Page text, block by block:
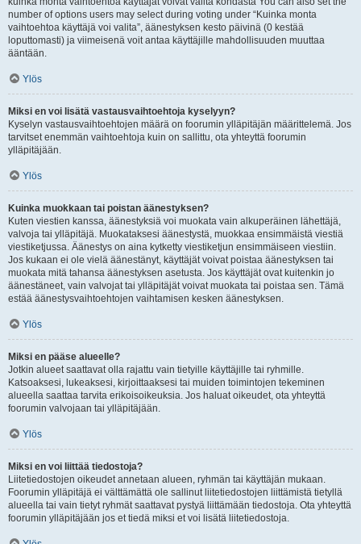
number of options users may select during voting under “Kuinka monta
vaihtoehtoa käyttäjä voi valita”, äänestyksen kesto päivinä (0 kestää
loputtomasti) ja viimeisenä voit antaa käyttäjille mahdollisuuden muuttaa
ääntään.
Ylös
Miksi en voi lisätä vastausvaihtoehtoja kyselyyn?
Kyselyn vastausvaihtoehtojen määrä on foorumin ylläpitäjän määrittelemä. Jos
tarvitset enemmän vaihtoehtoja kuin on sallittu, ota yhteyttä foorumin
ylläpitäjään.
Ylös
Kuinka muokkaan tai poistan äänestyksen?
Kuten viestien kanssa, äänestyksiä voi muokata vain alkuperäinen lähettäjä,
valvoja tai ylläpitäjä. Muokataksesi äänestystä, muokkaa ensimmäistä viestiä
viestiketjussa. Äänestys on aina kytketty viestiketjun ensimmäiseen viestiin.
Jos kukaan ei ole vielä äänestänyt, käyttäjät voivat poistaa äänestyksen tai
muokata mitä tahansa äänestyksen asetusta. Jos käyttäjät ovat kuitenkin jo
äänestäneet, vain valvojat tai ylläpitäjät voivat muokata tai poistaa sen. Tämä
estää äänestysvaihtoehtojen vaihtamisen kesken äänestyksen.
Ylös
Miksi en pääse alueelle?
Jotkin alueet saattavat olla rajattu vain tietyille käyttäjille tai ryhmille.
Katsoaksesi, lukeaksesi, kirjoittaaksesi tai muiden toimintojen tekeminen
alueella saattaa tarvita erikoisoikeuksia. Jos haluat oikeudet, ota yhteyttä
foorumin valvojaan tai ylläpitäjään.
Ylös
Miksi en voi liittää tiedostoja?
Liitetiedostojen oikeudet annetaan alueen, ryhmän tai käyttäjän mukaan.
Foorumin ylläpitäjä ei välttämättä ole sallinut liitetiedostojen liittämistä tietyllä
alueella tai vain tietyt ryhmät saattavat pystyä liittämään tiedostoja. Ota yhteyttä
foorumin ylläpitäjään jos et tiedä miksi et voi lisätä liitetiedostoja.